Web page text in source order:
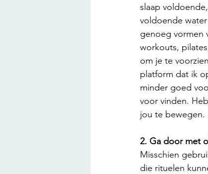
slaap
voldoende
genoeg vormen
workouts,
om je te
platform dat ik
minder goed
voor vinden.
jou te bewegen.
2. Ga door met
Misschien
die rituelen